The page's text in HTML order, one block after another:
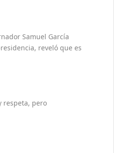
Samuel García
reveló que es
respeta, pero